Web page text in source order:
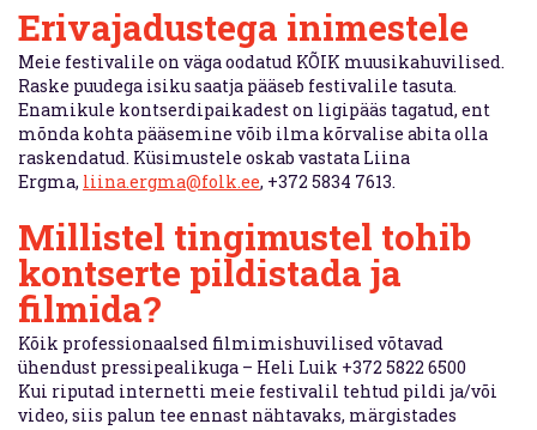
Erivajadustega inimestele
Meie festivalile on väga oodatud KÕIK muusikahuvilised.
Raske puudega isiku saatja pääseb festivalile tasuta.
Enamikule kontserdipaikadest on ligipääs tagatud, ent
mõnda kohta pääsemine võib ilma kõrvalise abita olla
raskendatud. Küsimustele oskab vastata Liina
Ergma, liina.ergma@folk.ee, +372 5834 7613.
Millistel tingimustel tohib
kontserte pildistada ja
filmida?
Kõik professionaalsed filmimishuvilised võtavad
ühendust pressipealikuga – Heli Luik +372 5822 6500
Kui riputad internetti meie festivalil tehtud pildi ja/või
video, siis palun tee ennast nähtavaks, märgistades